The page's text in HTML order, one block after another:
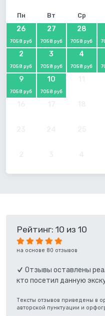
Пн Вт Ср
26
7058 руб
27
7058 руб
28
7058 руб
2
7058 руб
3
7058 руб
4
7058 руб
9
7058 руб
10
7058 руб
Рейтинг: 10 из 10
на основе 80 отзывов
Отзывы оставлены
кто посетил данную
Тексты отзывов приведены в
авторской пунктуации и